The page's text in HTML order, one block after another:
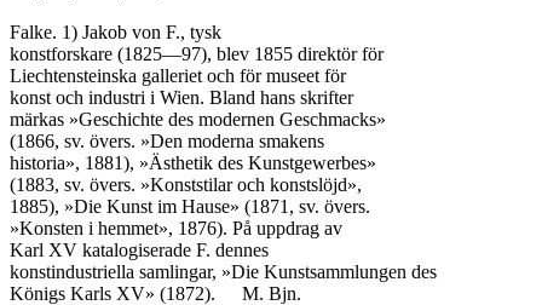
Falke. 1) Jakob von F., tysk
konstforskare (1825—97), blev 1855 direktör för
Liechtensteinska galleriet och för museet för
konst och industri i Wien. Bland hans skrifter
märkas »Geschichte des modernen Geschmacks»
(1866, sv. övers. »Den moderna smakens
historia», 1881), »Ästhetik des Kunstgewerbes»
(1883, sv. övers. »Konststilar och konstslöjd»,
1885), »Die Kunst im Hause» (1871, sv. övers.
»Konsten i hemmet», 1876). På uppdrag av
Karl XV katalogiserade F. dennes
konstindustriella samlingar, »Die Kunstsammlungen des
Königs Karls XV» (1872).	M. Bjn.